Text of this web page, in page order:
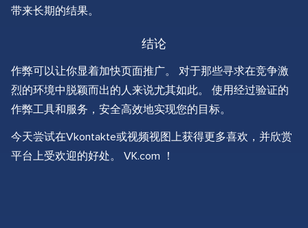
带来长期的结果。
结论
作弊可以让你显着加快页面推广。 对于那些寻求在竞争激
烈的环境中脱颖而出的人来说尤其如此。 使用经过验证的
作弊工具和服务，安全高效地实现您的目标。
今天尝试在Vkontakte或视频视图上获得更多喜欢，并欣赏
平台上受欢迎的好处。 VK.com ！